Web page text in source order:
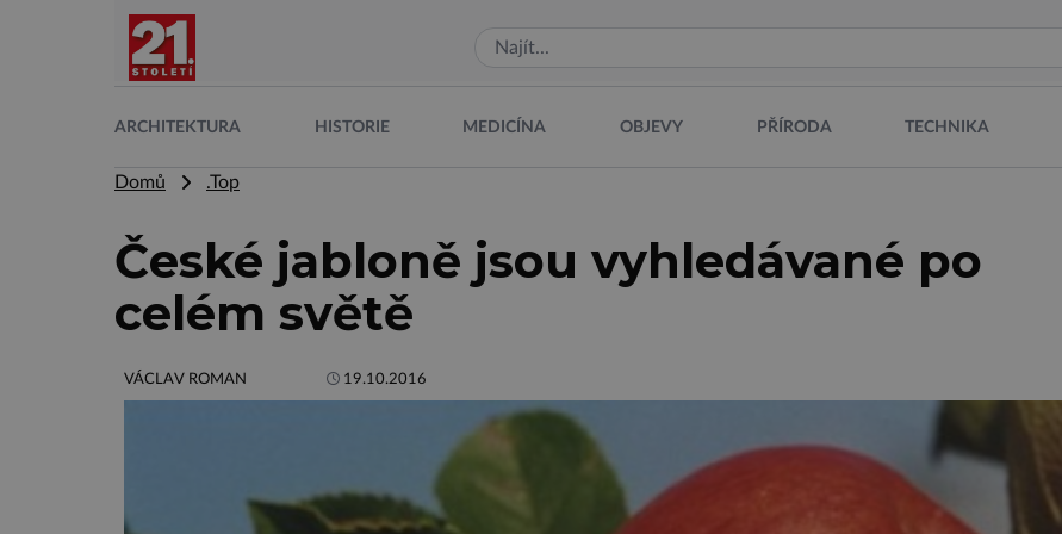
ARCHITEKTURA HISTORIE MEDICÍNA OBJEVY PŘÍRODA TECHNIKA
Domů .Top
České jabloně jsou vyhledávané po
celém světě
VÁCLAV ROMAN 19.10.2016